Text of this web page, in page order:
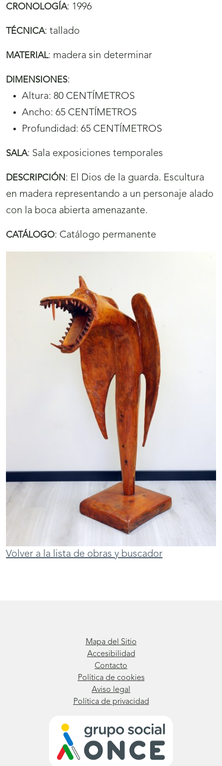
CRONOLOGÍA: 1996
TÉCNICA: tallado
MATERIAL: madera sin determinar
DIMENSIONES:
Altura: 80 CENTÍMETROS
Ancho: 65 CENTÍMETROS
Profundidad: 65 CENTÍMETROS
SALA: Sala exposiciones temporales
DESCRIPCIÓN: El Dios de la guarda. Escultura
en madera representando a un personaje alado
con la boca abierta amenazante.
CATÁLOGO: Catálogo permanente
Volver a la lista de obras y buscador
Mapa del Sitio
Accesibilidad
Contacto
Política de cookies
Aviso legal
Política de privacidad